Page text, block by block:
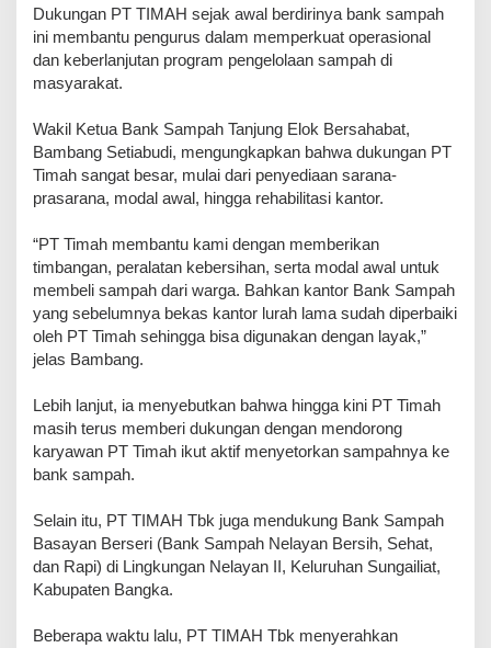
Dukungan PT TIMAH sejak awal berdirinya bank sampah
ini membantu pengurus dalam memperkuat operasional
dan keberlanjutan program pengelolaan sampah di
masyarakat.
Wakil Ketua Bank Sampah Tanjung Elok Bersahabat,
Bambang Setiabudi, mengungkapkan bahwa dukungan PT
Timah sangat besar, mulai dari penyediaan sarana-
prasarana, modal awal, hingga rehabilitasi kantor.
“PT Timah membantu kami dengan memberikan
timbangan, peralatan kebersihan, serta modal awal untuk
membeli sampah dari warga. Bahkan kantor Bank Sampah
yang sebelumnya bekas kantor lurah lama sudah diperbaiki
oleh PT Timah sehingga bisa digunakan dengan layak,”
jelas Bambang.
Lebih lanjut, ia menyebutkan bahwa hingga kini PT Timah
masih terus memberi dukungan dengan mendorong
karyawan PT Timah ikut aktif menyetorkan sampahnya ke
bank sampah.
Selain itu, PT TIMAH Tbk juga mendukung Bank Sampah
Basayan Berseri (Bank Sampah Nelayan Bersih, Sehat,
dan Rapi) di Lingkungan Nelayan II, Keluruhan Sungailiat,
Kabupaten Bangka.
Beberapa waktu lalu, PT TIMAH Tbk menyerahkan